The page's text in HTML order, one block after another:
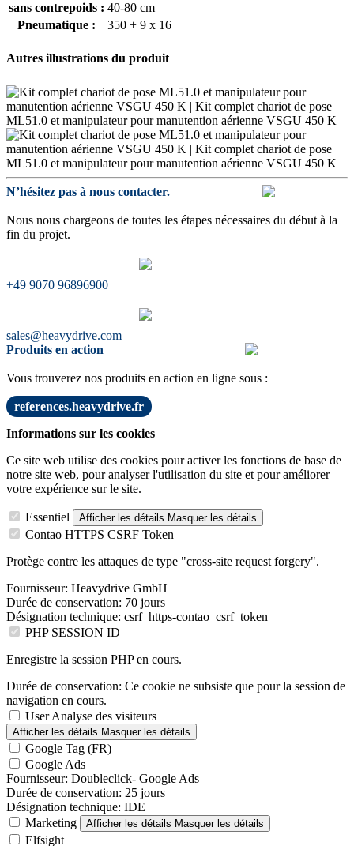
sans contrepoids : 40-80 cm
Pneumatique :
350 + 9 x 16
Autres illustrations du produit
N’hésitez pas à nous contacter.
Nous nous chargeons de toutes les étapes nécessaires du début à la
fin du projet.
+49 9070 96896900
sales@heavydrive.com
Produits en action
Vous trouverez nos produits en action en ligne sous :
references.heavydrive.fr
Informations sur les cookies
Ce site web utilise des cookies pour activer les fonctions de base de
notre site web, pour analyser l'utilisation du site et pour améliorer
votre expérience sur le site.
Essentiel Afficher les détails Masquer les détails
Contao HTTPS CSRF Token
Protège contre les attaques de type "cross-site request forgery".
Fournisseur: Heavydrive GmbH
Durée de conservation: 70 jours
Désignation technique: csrf_https-contao_csrf_token
PHP SESSION ID
Enregistre la session PHP en cours.
Durée de conservation: Ce cookie ne subsiste que pour la session de
navigation en cours.
User Analyse des visiteurs
Afficher les détails Masquer les détails
Google Tag (FR)
Google Ads
Fournisseur: Doubleclick- Google Ads
Durée de conservation: 25 jours
Désignation technique: IDE
Marketing
Afficher les détails Masquer les détails
Elfsight